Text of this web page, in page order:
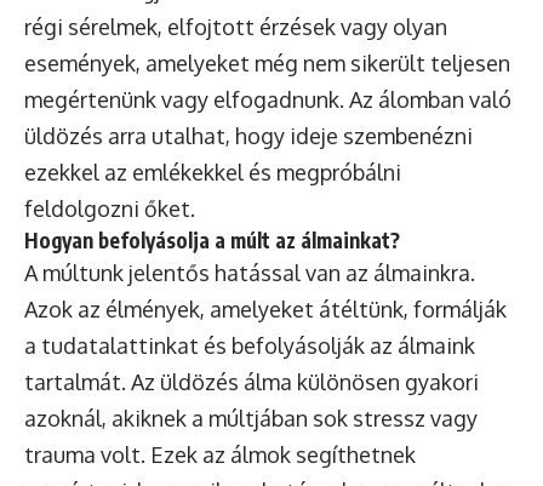
régi sérelmek, elfojtott érzések vagy olyan
események, amelyeket még nem sikerült teljesen
megértenünk vagy elfogadnunk. Az álomban való
üldözés arra utalhat, hogy ideje szembenézni
ezekkel az emlékekkel és megpróbálni
feldolgozni őket.
Hogyan befolyásolja a múlt az álmainkat?
A múltunk jelentős hatással van az álmainkra.
Azok az élmények, amelyeket átéltünk, formálják
a tudatalattinkat és befolyásolják az álmaink
tartalmát. Az üldözés álma különösen gyakori
azoknál, akiknek a múltjában sok stressz vagy
trauma volt. Ezek az álmok segíthetnek